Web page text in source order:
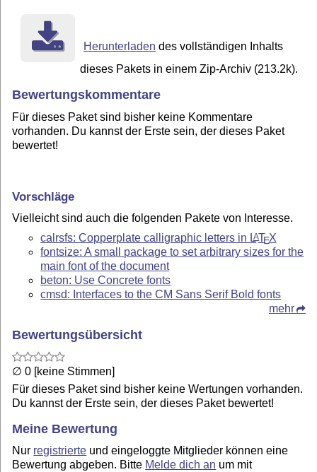
Herunterladen des vollständigen Inhalts
dieses Pakets in einem Zip-Archiv (213.2k).
Bewertungskommentare
Für dieses Paket sind bisher keine Kommentare
vorhanden. Du kannst der Erste sein, der dieses Paket
bewertet!
Vorschläge
Vielleicht sind auch die folgenden Pakete von Interesse.
calrsfs: Copperplate calligraphic letters in LATEX
fontsize: A small package to set arbitrary sizes for the
main font of the document
beton: Use Concrete fonts
cmsd: Interfaces to the CM Sans Serif Bold fonts
mehr
Bewertungsübersicht
∅ 0 [keine Stimmen]
Für dieses Paket sind bisher keine Wertungen vorhanden.
Du kannst der Erste sein, der dieses Paket bewertet!
Meine Bewertung
Nur registrierte und eingeloggte Mitglieder können eine
Bewertung abgeben. Bitte Melde dich an um mit